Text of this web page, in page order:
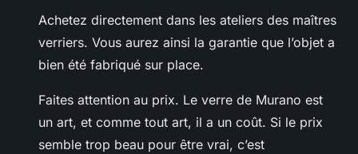
Achetez directement dans les ateliers des maîtres
verriers. Vous aurez ainsi la garantie que l’objet a
bien été fabriqué sur place.
Faites attention au prix. Le verre de Murano est
un art, et comme tout art, il a un coût. Si le prix
semble trop beau pour être vrai, c’est